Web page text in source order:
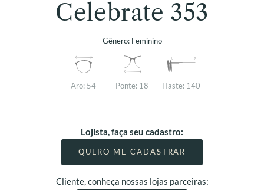
Celebrate 353
Gênero: Feminino
Aro: 54 Ponte: 18 Haste: 140
Lojista, faça seu cadastro:
QUERO ME CADASTRAR
Cliente, conheça nossas lojas parceiras: